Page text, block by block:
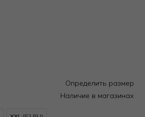
Определить размер
Наличие в магазинах